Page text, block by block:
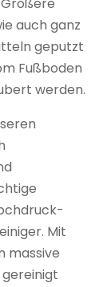
auch ganz
geputzt
Fußboden
werden.
Mit
massive